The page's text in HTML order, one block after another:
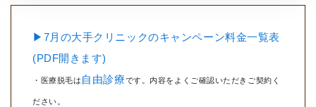
▶7月の大手クリニックのキャンペーン料金一覧表
(PDF開きます)
・医療脱毛は 自由診療です。内容をよくご確認いただきご契約く
ださい。